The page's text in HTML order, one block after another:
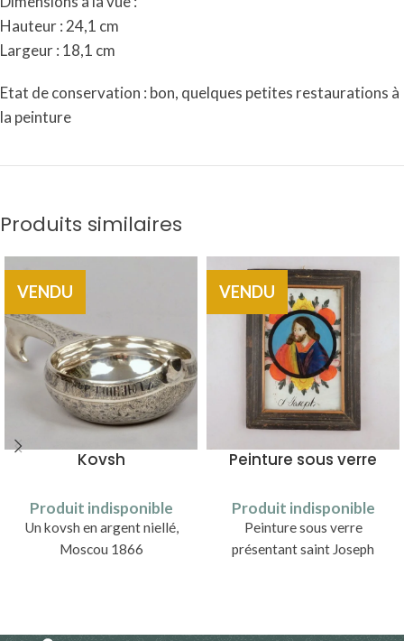
Hauteur : 24,1 cm
Largeur : 18,1 cm
Etat de conservation : bon, quelques petites restaurations à
la peinture
Produits similaires
VENDU
Kovsh
Produit indisponible
Un kovsh en argent niellé,
Moscou 1866
VENDU
Peinture sous verre
Produit indisponible
Peinture sous verre
présentant saint Joseph